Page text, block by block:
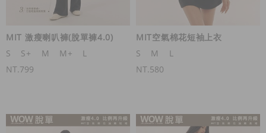
MIT 激瘦喇叭褲(脫單褲4.0)
S
S+ M M+
L
NT.799
MIT空氣棉花短袖上衣
S
M
L
NT.580